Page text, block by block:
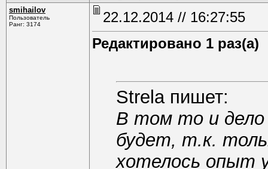
smihаilоv
Пользователь
Ранг: 3174
22.12.2014 // 16:27:55
Редактировано 1 раз(а)
Strela пишет:
В том то и дело
будет, т.к.
хотелось опыт